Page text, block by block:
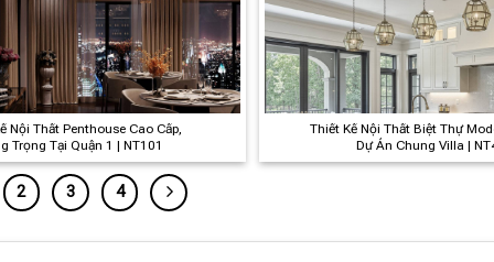
Nội Thất Penthouse Cao Cấp,
Trọng Tại Quận 1 | NT101
Thiết Kế Nội Thất Biệt Thự
Dự Án Chung Villa |
2 3 4